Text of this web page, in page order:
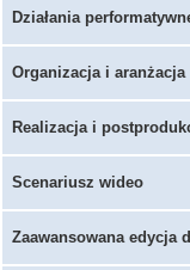
Działania
Organizacja i aranżacja
Realizacja i
Scenariusz wideo
Zaawansowana edycja